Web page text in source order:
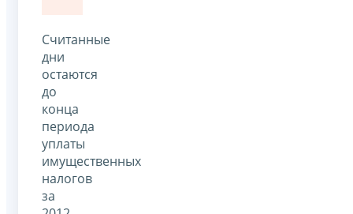
Считанные
дни
остаются
до
конца
периода
уплаты
имущественных
налогов
за